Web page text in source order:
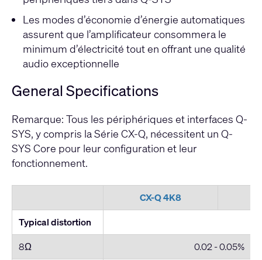
Les modes d’économie d’énergie automatiques
assurent que l’amplificateur consommera le
minimum d’électricité tout en offrant une qualité
audio exceptionnelle
General Specifications
Remarque: Tous les périphériques et interfaces Q-
SYS, y compris la Série CX-Q, nécessitent un Q-
SYS Core pour leur configuration et leur
fonctionnement.
CX-Q 4K8
Typical distortion
8Ω
0.02 - 0.05%